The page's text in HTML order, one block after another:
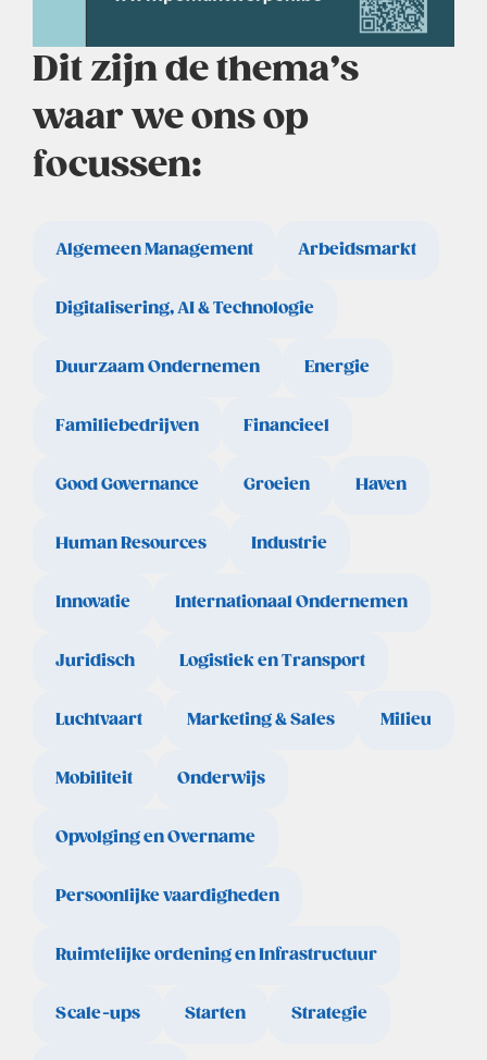
Dit zijn de thema’s
waar we ons op
focussen:
Algemeen Management Arbeidsmarkt
Digitalisering, AI & Technologie
Duurzaam Ondernemen Energie
Familiebedrijven Financieel
Good Governance Groeien Haven
Human Resources Industrie
Innovatie Internationaal Ondernemen
Juridisch Logistiek en Transport
Luchtvaart Marketing & Sales Milieu
Mobiliteit Onderwijs
Opvolging en Overname
Persoonlijke vaardigheden
Ruimtelijke ordening en Infrastructuur
Scale-ups Starten Strategie